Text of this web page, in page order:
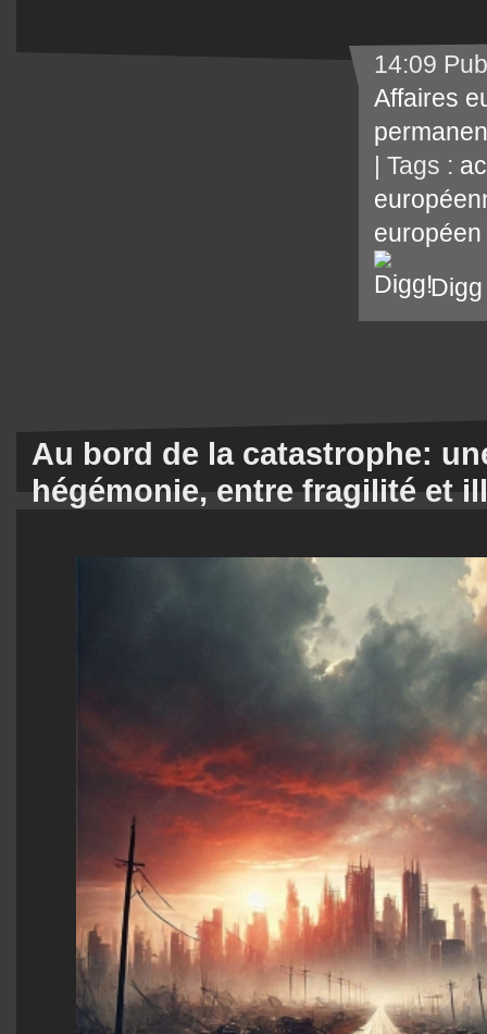
14:09
Affaires
| Tags :
européen
Digg
Au bord de la catastrophe:
hégémonie, entre fragilité et